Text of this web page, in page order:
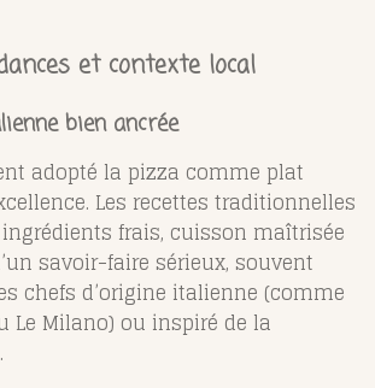
et contexte local
bien ancrée
adopté la pizza comme plat
Les recettes traditionnelles
frais, cuisson maîtrisée
savoir-faire sérieux, souvent
chefs d’origine italienne (comme
Le Milano) ou inspiré de la